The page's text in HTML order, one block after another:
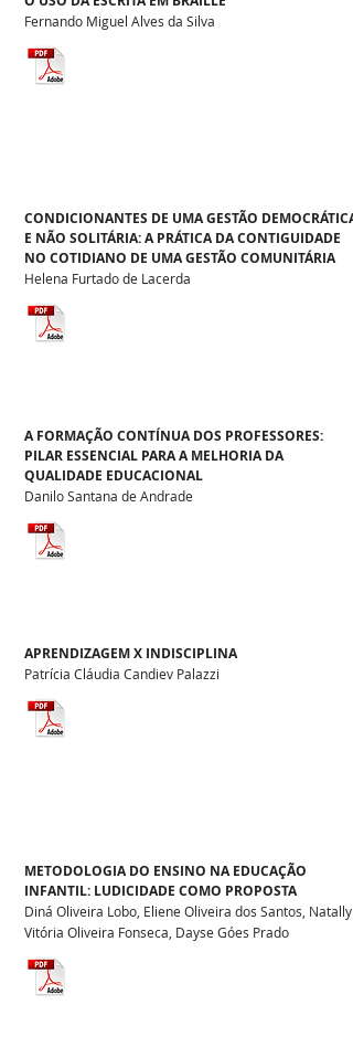
Fernando Miguel Alves da Silva
Helena Furtado de Lacerda
CONDICIONANTES DE UMA GESTÃO DEMOCRÁTICA
E NÃO SOLITÁRIA: A PRÁTICA DA CONTIGUIDADE
NO COTIDIANO DE UMA GESTÃO COMUNITÁRIA
Danilo Santana de Andrade
A FORMAÇÃO CONTÍNUA DOS PROFESSORES:
PILAR ESSENCIAL PARA A MELHORIA DA
QUALIDADE EDUCACIONAL
Patrícia Cláudia Candiev Palazzi
APRENDIZAGEM X INDISCIPLINA
Diná Oliveira Lobo, Eliene Oliveira dos Santos, Natally
Vitória Oliveira Fonseca, Dayse Góes Prado
METODOLOGIA DO ENSINO NA EDUCAÇÃO
INFANTIL: LUDICIDADE COMO PROPOSTA